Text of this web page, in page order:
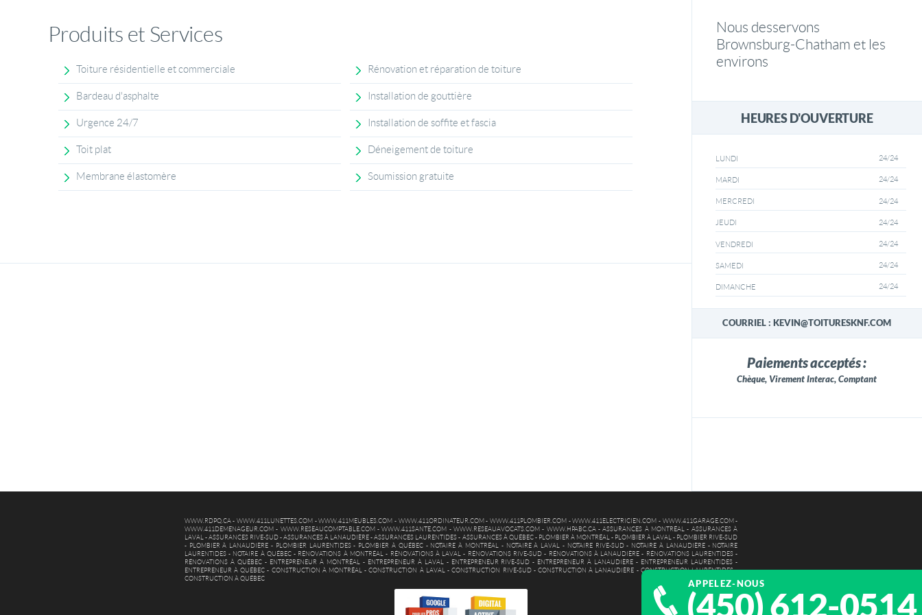
APPELEZ-NOUS
(450) 612-0514
Produits et Services
Toiture résidentielle et commerciale
Bardeau d'asphalte
Urgence 24/7
Toit plat
Membrane élastomère
Rénovation et réparation de toiture
Installation de gouttière
Installation de soffite et fascia
Déneigement de toiture
Soumission gratuite
Nous desservons
Brownsburg-Chatham et les
environs
HEURES D'OUVERTURE
LUNDI 24/24
MARDI 24/24
MERCREDI 24/24
JEUDI 24/24
VENDREDI 24/24
SAMEDI 24/24
DIMANCHE 24/24
COURRIEL : KEVIN@TOITURESKNF.COM
Paiements acceptés :
Chèque, Virement Interac, Comptant
WWW.RDPQ.CA-WWW.411LUNETTES.COM -WWW.411MEUBLES.COM - WWW.411ORDINATEUR.COM - WWW.411PLOMBIER.COM -WWW.411ELECTRICIEN.COM - WWW.411GARAGE.COM -
WWW.411DEMENAGEUR.COM - WWW.RESEAUCOMPTABLE.COM -WWW.411SANTE.COM - WWW.RESEAUAVOCATS.COM - WWW.HPABC.CA-ASSURANCES À MONTRÉAL - ASSURANCES À
LAVAL- ASSURANCES RIVE-SUD-ASSURANCES À LANAUDIÈRE -ASSURANCES LAURENTIDES - ASSURANCES À QUÉBEC- PLOMBIER À MONTRÉAL- PLOMBIER À LAVAL - PLOMBIER RIVE-SUD
- PLOMBIER À LANAUDIÈRE - PLOMBIER LAURENTIDES- PLOMBIER À QUÉBEC- NOTAIRE À MONTRÉAL- NOTAIRE À LAVAL - NOTAIRE RIVE-SUD- NOTAIRE À LANAUDIÈRE- NOTAIRE
LAURENTIDES- NOTAIRE À QUÉBEC- RÉNOVATIONS À MONTRÉAL - RÉNOVATIONS À LAVAL - RÉNOVATIONS RIVE-SUD - RÉNOVATIONS À LANAUDIÈRE - RÉNOVATIONS LAURENTIDES-
RÉNOVATIONS À QUÉBEC- ENTREPRENEUR À MONTRÉAL- ENTREPRENEUR À LAVAL- ENTREPRENEUR RIVE-SUD - ENTREPRENEUR À LANAUDIÈRE - ENTREPRENEUR LAURENTIDES -
ENTREPRENEUR À QUÉBEC - CONSTRUCTION À MONTRÉAL -CONSTRUCTION À LAVAL-CONSTRUCTION RIVE-SUD- CONSTRUCTION À LANAUDIÈRE - CONSTRUCTION LAURENTIDES-
CONSTRUCTION À QUÉBEC